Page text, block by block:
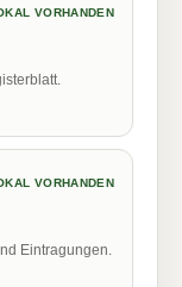
VORHANDEN
VORHANDEN
Eintragungen.